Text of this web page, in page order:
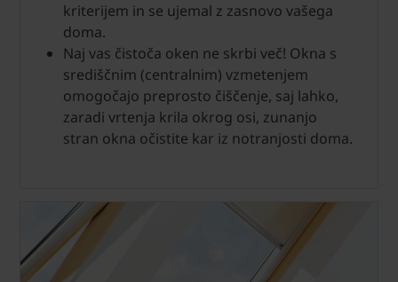
kriterijem in se ujemal z zasnovo vašega
doma.
Naj vas čistoča oken ne skrbi več! Okna s
središčnim (centralnim) vzmetenjem
omogočajo preprosto čiščenje, saj lahko,
zaradi vrtenja krila okrog osi, zunanjo
stran okna očistite kar iz notranjosti doma.